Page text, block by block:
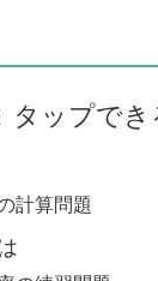
タップでき
計算問題